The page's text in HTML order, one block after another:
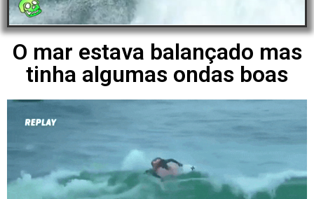
O mar estava balançado mas
tinha algumas ondas boas